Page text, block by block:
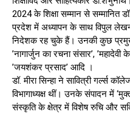
2024 के शिक्षा सम्मान से सम्मानित
प्रदेश में अध्यापन के साथ विपुल लेखन
निदेशक रह चुके हैं। उनकी कुछ प्रमुख
’नागार्जुन का रचना संसार’, ’महादेवी
’जयशंकर प्रसाद’ आदि ।
डॉ. मीरा सिन्हा ने सावित्री गर्ल्स
विभागाध्यक्ष थीं। उनके संपादन में
संस्कृति के क्षेत्र में विशेष रुचि और